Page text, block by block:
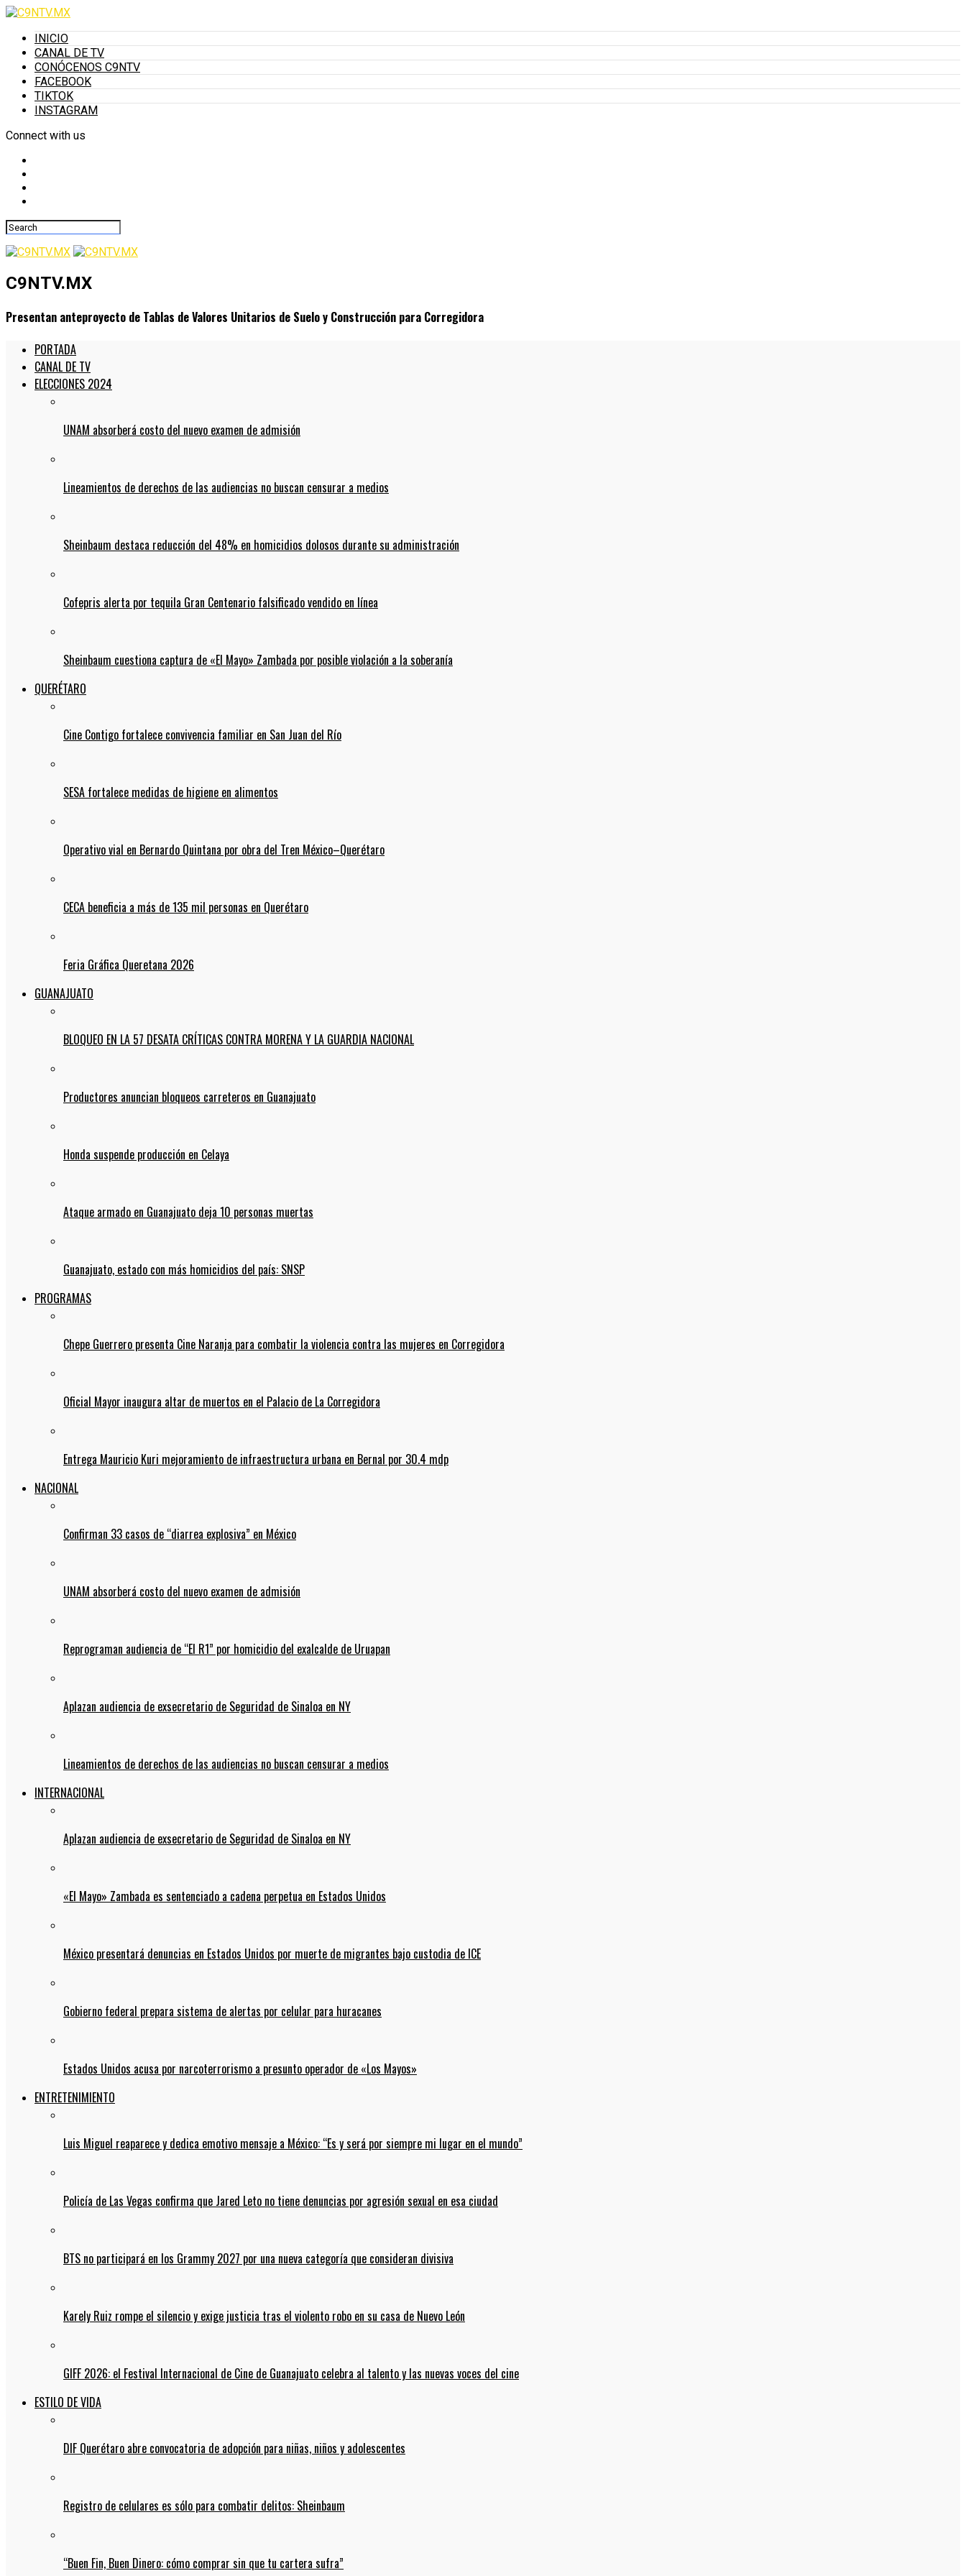
INICIO
CANAL DE TV
CONÓCENOS C9NTV
FACEBOOK
TIKTOK
INSTAGRAM
Connect with us
C9NTV.MX
Presentan anteproyecto de Tablas de Valores Unitarios de Suelo y Construcción para Corregidora
PORTADA
CANAL DE TV
ELECCIONES 2024
UNAM absorberá costo del nuevo examen de admisión
Lineamientos de derechos de las audiencias no buscan censurar a medios
Sheinbaum destaca reducción del 48% en homicidios dolosos durante su administración
Cofepris alerta por tequila Gran Centenario falsificado vendido en línea
Sheinbaum cuestiona captura de «El Mayo» Zambada por posible violación a la soberanía
QUERÉTARO
Cine Contigo fortalece convivencia familiar en San Juan del Río
SESA fortalece medidas de higiene en alimentos
Operativo vial en Bernardo Quintana por obra del Tren México–Querétaro
CECA beneficia a más de 135 mil personas en Querétaro
Feria Gráfica Queretana 2026
GUANAJUATO
BLOQUEO EN LA 57 DESATA CRÍTICAS CONTRA MORENA Y LA GUARDIA NACIONAL
Productores anuncian bloqueos carreteros en Guanajuato
Honda suspende producción en Celaya
Ataque armado en Guanajuato deja 10 personas muertas
Guanajuato, estado con más homicidios del país: SNSP
PROGRAMAS
Chepe Guerrero presenta Cine Naranja para combatir la violencia contra las mujeres en Corregidora
Oficial Mayor inaugura altar de muertos en el Palacio de La Corregidora
Entrega Mauricio Kuri mejoramiento de infraestructura urbana en Bernal por 30.4 mdp
NACIONAL
Confirman 33 casos de “diarrea explosiva” en México
UNAM absorberá costo del nuevo examen de admisión
Reprograman audiencia de “El R1” por homicidio del exalcalde de Uruapan
Aplazan audiencia de exsecretario de Seguridad de Sinaloa en NY
Lineamientos de derechos de las audiencias no buscan censurar a medios
INTERNACIONAL
Aplazan audiencia de exsecretario de Seguridad de Sinaloa en NY
«El Mayo» Zambada es sentenciado a cadena perpetua en Estados Unidos
México presentará denuncias en Estados Unidos por muerte de migrantes bajo custodia de ICE
Gobierno federal prepara sistema de alertas por celular para huracanes
Estados Unidos acusa por narcoterrorismo a presunto operador de «Los Mayos»
ENTRETENIMIENTO
Luis Miguel reaparece y dedica emotivo mensaje a México: “Es y será por siempre mi lugar en el mundo”
Policía de Las Vegas confirma que Jared Leto no tiene denuncias por agresión sexual en esa ciudad
BTS no participará en los Grammy 2027 por una nueva categoría que consideran divisiva
Karely Ruiz rompe el silencio y exige justicia tras el violento robo en su casa de Nuevo León
GIFF 2026: el Festival Internacional de Cine de Guanajuato celebra al talento y las nuevas voces del cine
ESTILO DE VIDA
DIF Querétaro abre convocatoria de adopción para niñas, niños y adolescentes
Registro de celulares es sólo para combatir delitos: Sheinbaum
“Buen Fin, Buen Dinero: cómo comprar sin que tu cartera sufra”